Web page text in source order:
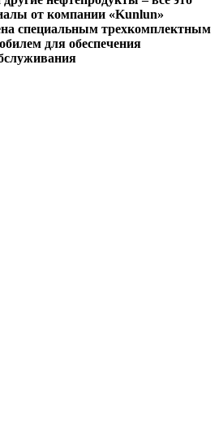
от компании «Kunlun»
специальным трехкомплектным
для обеспечения